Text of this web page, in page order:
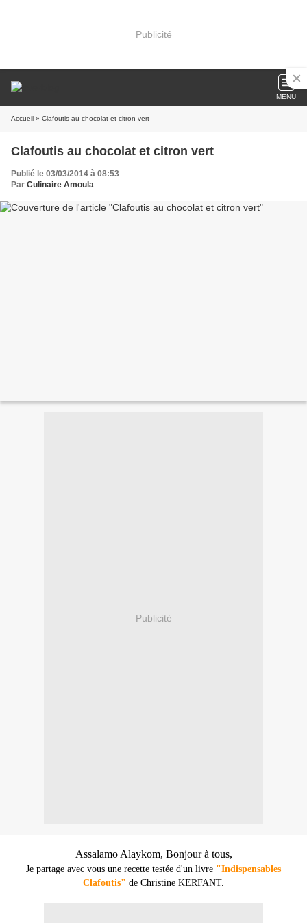
Publicité
MENU
Accueil » Clafoutis au chocolat et citron vert
Clafoutis au chocolat et citron vert
Publié le 03/03/2014 à 08:53
Par Culinaire Amoula
Publicité
Assalamo Alaykom, Bonjour à tous,
Je partage avec vous une recette testée d'un livre "Indispensables
Clafoutis" de Christine KERFANT.